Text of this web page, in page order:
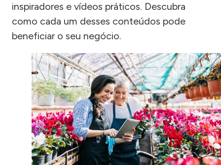
inspiradores e vídeos práticos. Descubra
como cada um desses conteúdos pode
beneficiar o seu negócio.